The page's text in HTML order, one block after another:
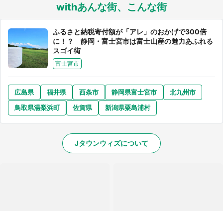
withあんな街、こんな街
ふるさと納税寄付額が「アレ」のおかげで300倍
に！？ 静岡・富士宮市は富士山産の魅力あふれる
スゴイ街
富士宮市
広島県 福井県 西条市 静岡県富士宮市
北九州市
鳥取県湯梨浜町
佐賀県 新潟県粟島浦村
Jタウンウィズについて